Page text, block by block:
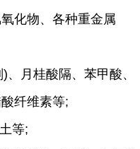
化物、各种重金属
月桂酸隔、苯甲酸、
纤维素等;
等;